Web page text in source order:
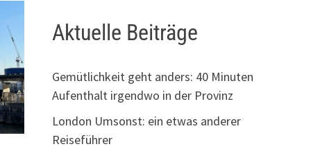
Aktuelle Beiträge
Gemütlichkeit geht anders: 40 Minuten
Aufenthalt irgendwo in der Provinz
London Umsonst: ein etwas anderer
Reiseführer